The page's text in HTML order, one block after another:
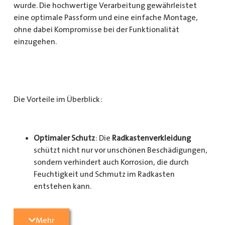
wurde. Die hochwertige Verarbeitung gewährleistet
eine optimale Passform und eine einfache Montage,
ohne dabei Kompromisse bei der Funktionalität
einzugehen.
Die Vorteile im Überblick:
Optimaler Schutz: Die Radkastenverkleidung
schützt nicht nur vor unschönen Beschädigungen,
sondern verhindert auch Korrosion, die durch
Feuchtigkeit und Schmutz im Radkasten
entstehen kann.
Langlebigkeit
Mehr